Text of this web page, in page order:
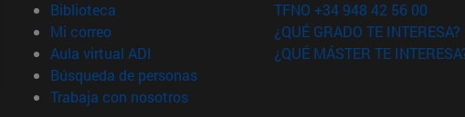
Biblioteca (abre en nueva ventana)
Mi correo(abre en nueva ventana)
Aula virtual ADI (abre en nueva ventana)
Búsqueda de personas(abre en nueva ventana)
Trabaja con nosotros(abre en nueva ventana)
TFNO +34 948 42 56 00
¿QUÉ GRADO TE INTERESA?
¿QUÉ MÁSTER TE